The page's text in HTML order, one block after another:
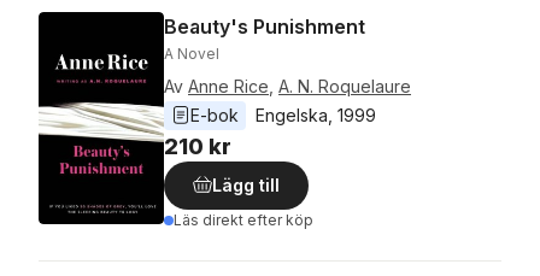
Beauty's Punishment
A Novel
Av Anne Rice A. N. Roquelaure
E-bok
Engelska 1999
210 kr
Lägg till
Läs direkt efter köp